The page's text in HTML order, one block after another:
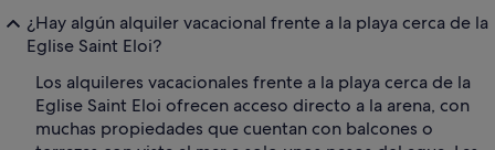
¿Hay algún alquiler vacacional frente a la playa cerca de la
Eglise Saint Eloi?
Los alquileres vacacionales frente a la playa cerca de la
Eglise Saint Eloi ofrecen acceso directo a la arena, con
muchas propiedades que cuentan con balcones o